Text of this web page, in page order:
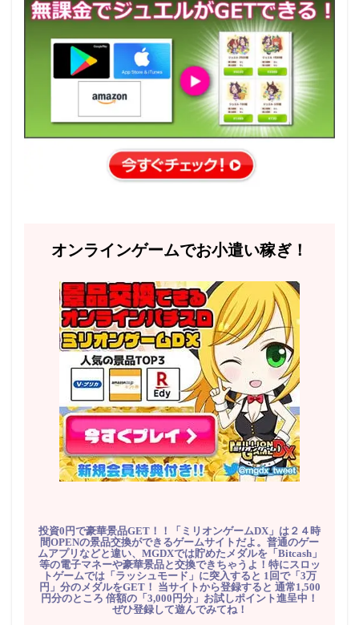
オンラインゲームでお小遣い稼ぎ！
投資0円で豪華景品GET！！「ミリオンゲームDX」は２４時
間OPENの景品交換ができるゲームサイトだよ。普通のゲー
ムアプリなどと違い、MGDXでは貯めたメダルを「Bitcash」
等の電子マネーや豪華景品と交換できちゃうよ！特にスロッ
トゲームでは「ラッシュモード」に突入すると 1回で「3万
円」分のメダルをGET！ 当サイトから登録すると 通常1,500
円分のところ 倍額の「3,000円分」お試しポイント進呈中！
ぜひ登録して遊んでみてね！